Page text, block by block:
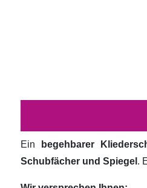
Ein begehbarer
Schubfächer und Spiegel .